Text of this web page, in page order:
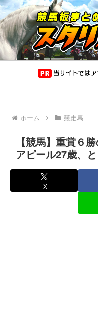
ホーム 競走馬
【競馬】重賞６
アピール27歳、
X